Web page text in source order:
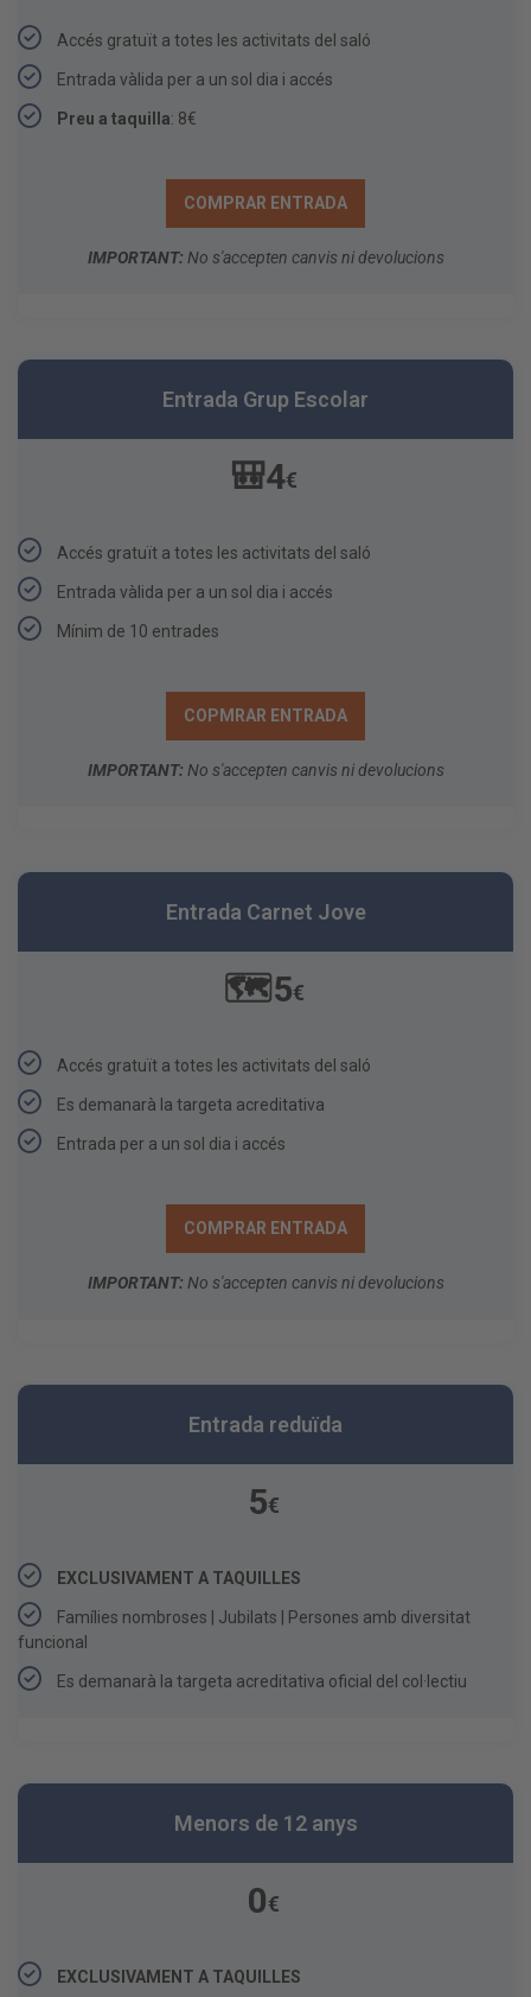
Accés gratuït a totes les activitats del saló​
Entrada vàlida per a un sol dia i accés
Preu a taquilla: 8€
COMPRAR ENTRADA
IMPORTANT: No s'accepten canvis ni devolucions
Entrada Grup Escolar
🎒4€
Accés gratuït a totes les activitats del saló​
Entrada vàlida per a un sol dia i accés
Mínim de 10 entrades
COPMRAR ENTRADA
IMPORTANT: No s'accepten canvis ni devolucions
Entrada Carnet Jove
🗺️5€
Accés gratuït a totes les activitats del saló​
Es demanarà la targeta acreditativa
Entrada per a un sol dia i accés
COMPRAR ENTRADA
IMPORTANT: No s'accepten canvis ni devolucions
Entrada reduïda
5€
EXCLUSIVAMENT A TAQUILLES
Famílies nombroses | Jubilats | Persones amb diversitat
funcional
Es demanarà la targeta acreditativa oficial del col·lectiu
Menors de 12 anys
0€
EXCLUSIVAMENT A TAQUILLES